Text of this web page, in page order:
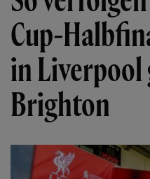
Cup-
in Liverpool
Brighton